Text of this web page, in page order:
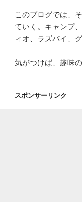
このブログでは、
ていく。キャンプ
ィオ、ラズパイ、
気がつけば、趣味
スポンサーリンク